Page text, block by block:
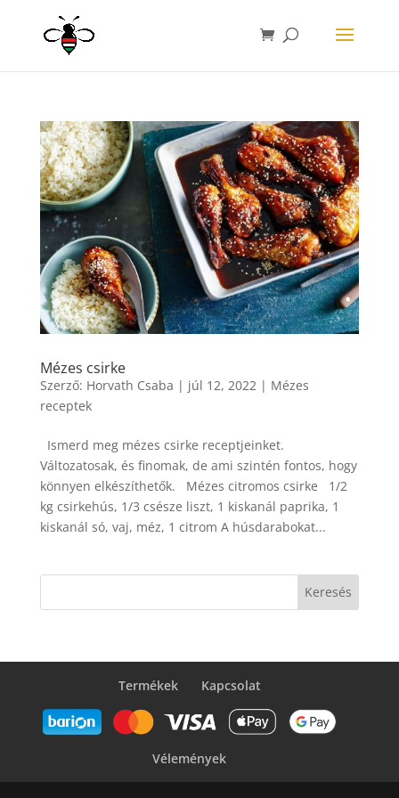
Mézes csirke
Szerző: Horvath Csaba | júl 12, 2022| Mézes
receptek
Ismerd meg mézes csirke receptjeinket.
Változatosak, és finomak, de ami szintén fontos, hogy
könnyen elkészíthetők. Mézes citromos csirke 1/2
kg csirkehús, 1/3 csésze liszt, 1 kiskanál paprika, 1
kiskanál só, vaj, méz, 1 citrom A húsdarabokat...
Keresés
Termékek Kapcsolat
Vélemények